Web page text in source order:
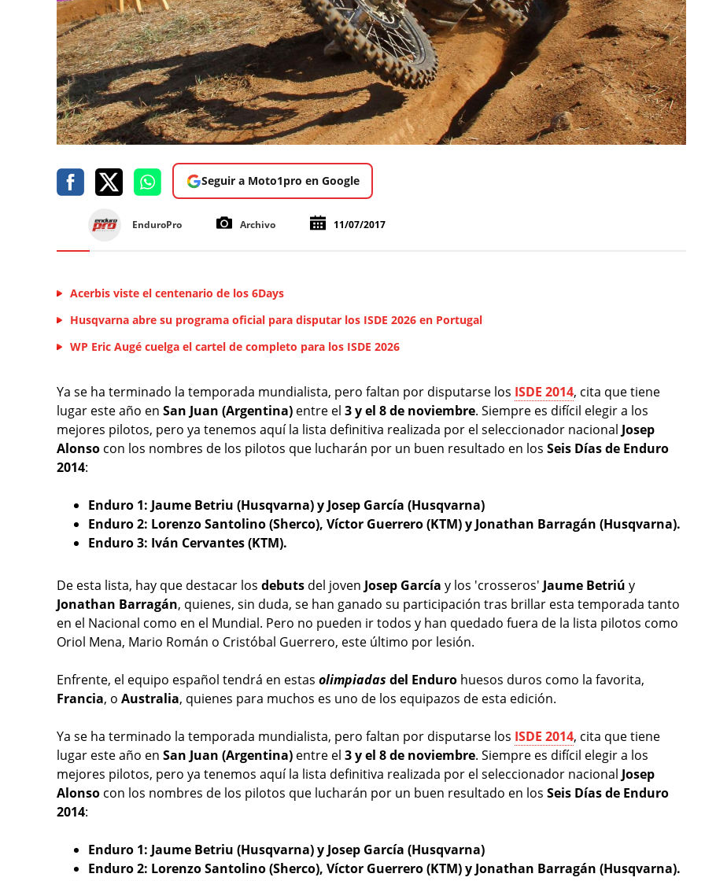
Seguir a Moto1pro en Google
EnduroPro Archivo 11/07/2017
Acerbis viste el centenario de los 6Days
Husqvarna abre su programa oficial para disputar los ISDE 2026 en Portugal
WP Eric Augé cuelga el cartel de completo para los ISDE 2026
Ya se ha terminado la temporada mundialista, pero faltan por disputarse los ISDE 2014, cita que tiene
lugar este año en San Juan (Argentina) entre el 3 y el 8 de noviembre. Siempre es difícil elegir a los
mejores pilotos, pero ya tenemos aquí la lista definitiva realizada por el seleccionador nacional Josep
Alonso con los nombres de los pilotos que lucharán por un buen resultado en los Seis Días de Enduro
2014:
Enduro 1: Jaume Betriu (Husqvarna) y Josep García (Husqvarna)
Enduro 2: Lorenzo Santolino (Sherco), Víctor Guerrero (KTM) yJonathan Barragán (Husqvarna).
Enduro 3: Iván Cervantes (KTM).
De esta lista, hay que destacar los debuts del joven Josep García y los 'crosseros' Jaume Betriú y
Jonathan Barragán, quienes, sin duda, se han ganado su participación tras brillar esta temporada tanto
en el Nacional como en el Mundial. Pero no pueden ir todos y han quedado fuera de la lista pilotos como
Oriol Mena, Mario Román o Cristóbal Guerrero, este último por lesión.
Enfrente, el equipo español tendrá en estas olimpiadas del Enduro huesos duros como la favorita,
Francia, o Australia, quienes para muchos es uno de los equipazos de esta edición.
Ya se ha terminado la temporada mundialista, pero faltan por disputarse los ISDE 2014, cita que tiene
lugar este año en San Juan (Argentina) entre el 3 y el 8 de noviembre. Siempre es difícil elegir a los
mejores pilotos, pero ya tenemos aquí la lista definitiva realizada por el seleccionador nacional Josep
Alonso con los nombres de los pilotos que lucharán por un buen resultado en los Seis Días de Enduro
2014:
Enduro 1: Jaume Betriu (Husqvarna) y Josep García (Husqvarna)
Enduro 2: Lorenzo Santolino (Sherco), Víctor Guerrero (KTM) yJonathan Barragán (Husqvarna).